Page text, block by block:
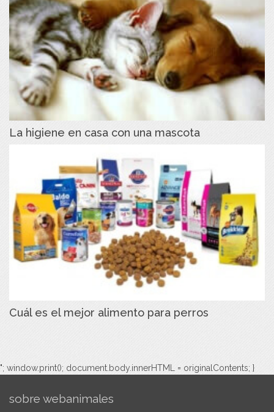
La higiene en casa con una mascota
Cuál es el mejor alimento para perros
"; window.print(); document.body.innerHTML = originalContents; }
sobre webanimales